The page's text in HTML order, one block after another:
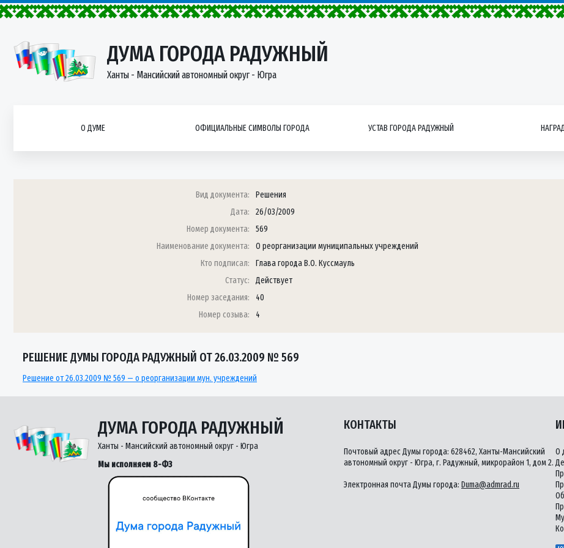
ДУМА ГОРОДА РАДУЖНЫЙ
Ханты - Мансийский автономный округ - Югра
О ДУМЕ ОФИЦИАЛЬНЫЕ СИМВОЛЫ ГОРОДА УСТАВ ГОРОДА РАДУЖНЫЙ
Вид документа:
Решения
Дата:
26/03/2009
Номер документа:
569
Наименование документа:
О реорганизации муниципальных учреждений
Кто подписал:
Глава города В.О. Куссмауль
Статус:
Действует
Номер заседания:
40
Номер созыва:
4
РЕШЕНИЕ ДУМЫ ГОРОДА РАДУЖНЫЙ ОТ 26.03.2009 № 569
Решение от 26.03.2009 № 569 — о реорганизации мун. учреждений
ДУМА ГОРОДА РАДУЖНЫЙ
Ханты - Мансийский автономный округ - Югра
Мы исполняем 8-ФЗ
КОНТАКТЫ
Почтовый адрес Думы города: 628462, Ханты-Мансийский
автономный округ - Югра, г. Радужный, микрорайон 1, дом 2.
Электронная почта Думы города: Duma@admrad.ru
О